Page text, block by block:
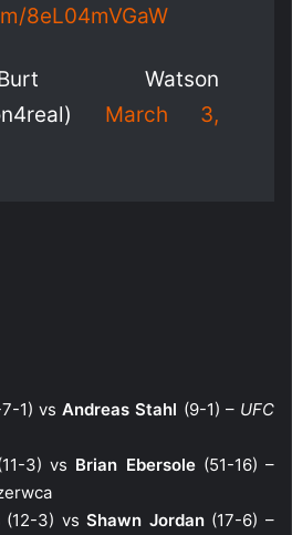
8eL04mVGaW
Watson
March 3,
1) vsAndreas Stahl (9-1) – UFC
3) vs Brian Ebersole(51-16) –
(12-3) vsShawn Jordan(17-6) –